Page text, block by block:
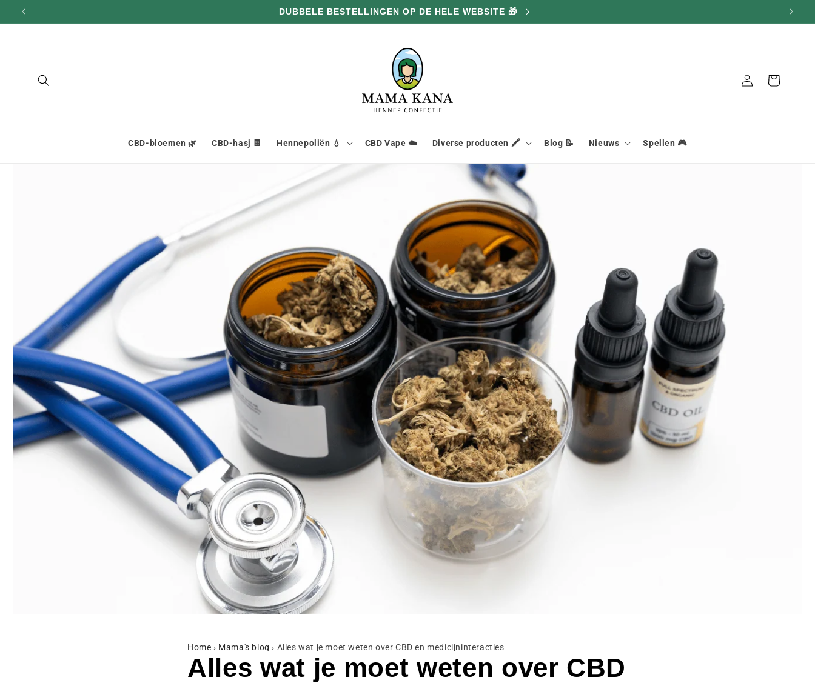
doorgaan
naar
DUBBELE BESTELLINGEN OP DE HELE WEBSITE 🎁
CBD-bloemen 🌿 CBD-hasj 🍫 Hennepoliën 💧 CBD Vape ☁️ Diverse producten 🖍️ Blog 📝 Nieuws Spellen 🎮
AansluitingMand
Home › Mama's blog › Alles wat je moet weten over CBD en medicijninteracties
Alles wat je moet weten over CBD